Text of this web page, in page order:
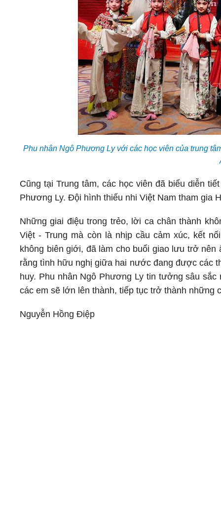
Phu nhân Ngô Phương Ly với các học viên của trung
Cũng tại Trung tâm, các học viên đã biểu diễn
Phương Ly. Đội hình thiếu nhi Việt Nam tham gia
Những giai điệu trong trẻo, lời ca chân thành
Việt - Trung mà còn là nhịp cầu cảm xúc, kết
không biên giới, đã làm cho buổi giao lưu trở
rằng tình hữu nghị giữa hai nước đang được các
huy. Phu nhân Ngô Phương Ly tin tưởng sâu
các em sẽ lớn lên thành, tiếp tục trở thành những
Nguyễn Hồng Điệp